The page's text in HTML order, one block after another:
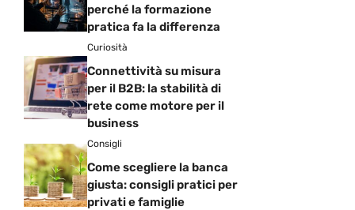
perché la formazione
pratica fa la differenza
Curiosità
Connettività su misura
per il B2B: la stabilità di
rete come motore per il
business
Consigli
Come scegliere la banca
giusta: consigli pratici per
privati e famiglie